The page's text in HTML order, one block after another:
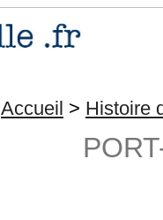
Accueil > Histoire